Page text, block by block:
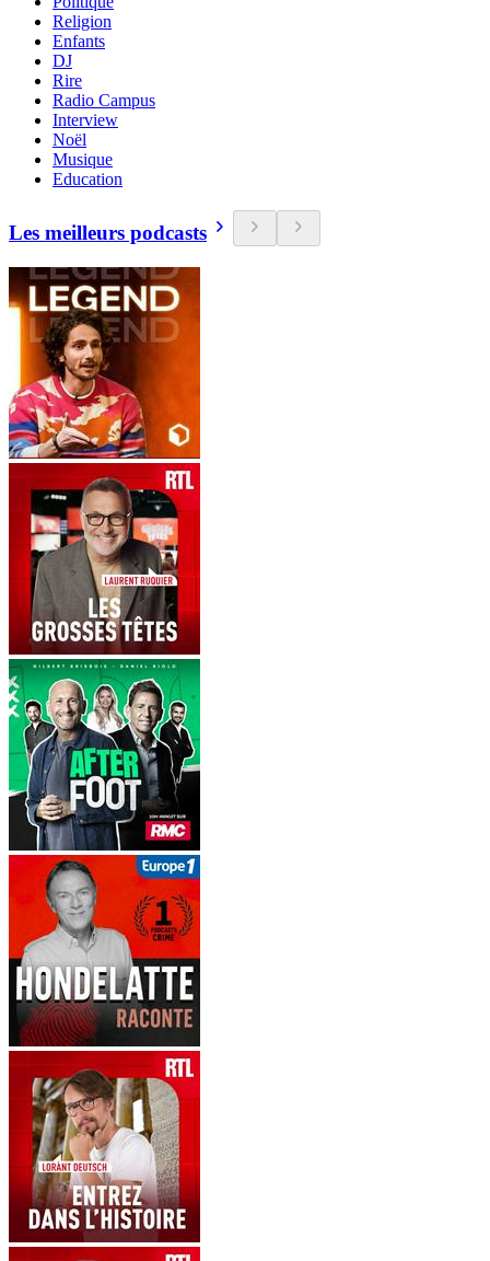
Religion
Enfants
DJ
Rire
Radio Campus
Interview
Noël
Musique
Education
Les meilleurs podcasts